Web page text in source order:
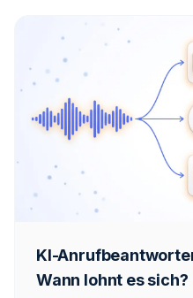
KI-
Wann lohnt es sich?